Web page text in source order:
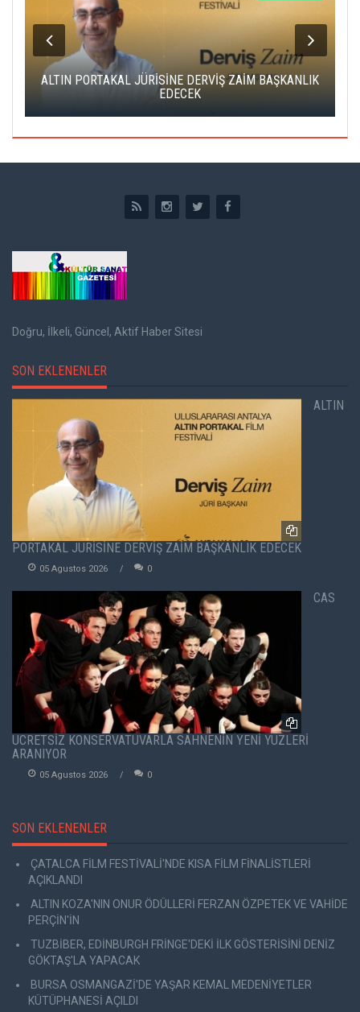
ALTIN PORTAKAL JÜRİSİNE DERVİŞ ZAİM BAŞKANLIK
EDECEK
Doğru, İlkeli, Güncel, Aktif Haber Sitesi
SON EKLENENLER
ALTIN
PORTAKAL JÜRİSİNE DERVİŞ ZAİM BAŞKANLIK EDECEK
05 Agustos 2026 0
CAS
ÜCRETSİZ KONSERVATUVARLA SAHNENİN YENİ YÜZLERİ
ARANIYOR
05 Agustos 2026 0
SON EKLENENLER
ÇATALCA FİLM FESTİVALİ'NDE KISA FİLM FİNALİSTLERİ
AÇIKLANDI
ALTIN KOZA'NIN ONUR ÖDÜLLERİ FERZAN ÖZPETEK VE VAHİDE
PERÇİN'İN
TUZBİBER, EDİNBURGH FRİNGE'DEKİ İLK GÖSTERİSİNİ DENİZ
GÖKTAŞ'LA YAPACAK
BURSA OSMANGAZİ'DE YAŞAR KEMAL MEDENİYETLER
KÜTÜPHANESİ AÇILDI